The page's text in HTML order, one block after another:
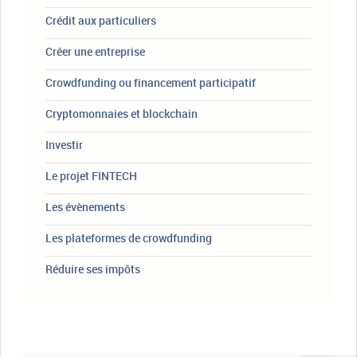
Crédit aux particuliers
Créer une entreprise
Crowdfunding ou financement participatif
Cryptomonnaies et blockchain
Investir
Le projet FINTECH
Les évènements
Les plateformes de crowdfunding
Réduire ses impôts